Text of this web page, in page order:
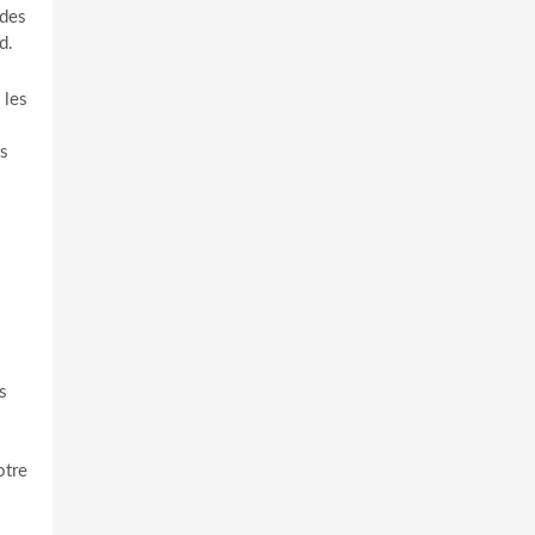
les